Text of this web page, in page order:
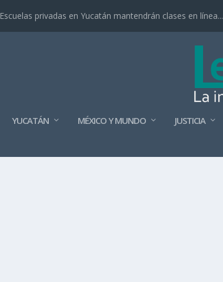
Escuelas privadas en Yucatán mantendrán clases en línea...
YUCATÁN MÉXICO Y MUNDO JUSTICIA